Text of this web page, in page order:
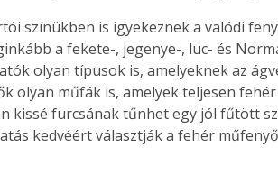
új,
egyedi
áron, 0 Ft postaköltséggel
megrendelhetők!
színükben is igyekeznek a valódi
a fekete-, jegenye-, luc- és
olyan típusok is, amelyeknek az
olyan műfák is, amelyek teljesen
kissé furcsának tűnhet egy jól fűtött
kedvéért választják a fehér